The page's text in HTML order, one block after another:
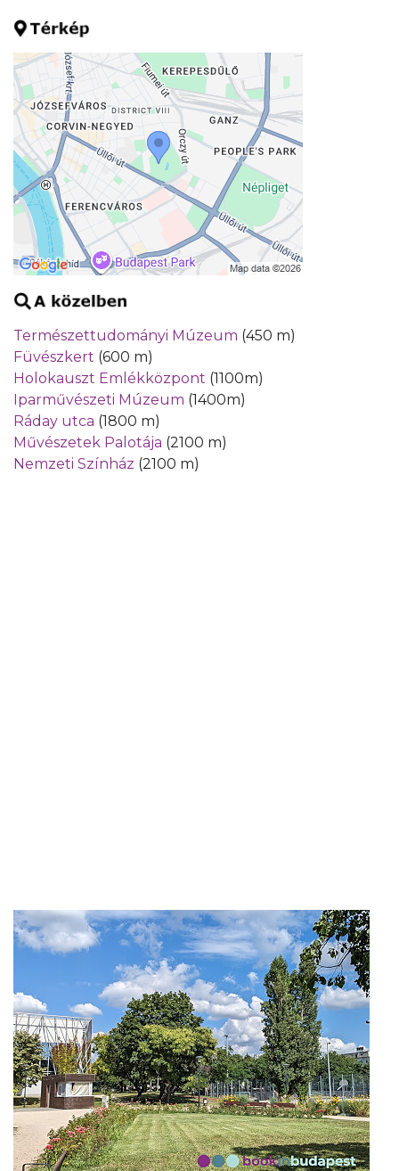
Természettudományi Múzeum (450 m)
Füvészkert (600 m)
Holokauszt Emlékközpont (1100m)
Iparművészeti Múzeum (1400m)
Ráday utca (1800 m)
Művészetek Palotája (2100 m)
Nemzeti Színház (2100 m)